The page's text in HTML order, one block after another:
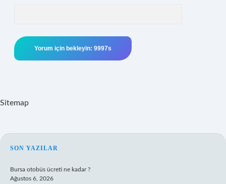
Sitemap
SIDEBAR
SON YAZILAR
Bursa otobüs ücreti ne kadar ?
Ağustos 6, 2026